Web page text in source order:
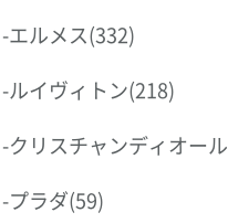
-エルメス(332)
-ルイヴィトン(218)
-クリスチャンディオール
-プラダ(59)